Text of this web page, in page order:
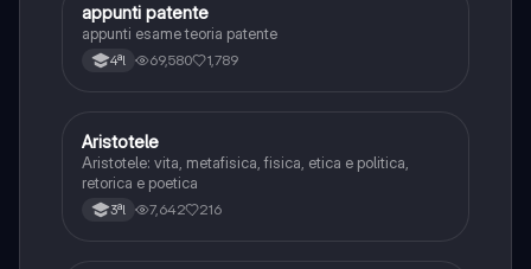
Altro
appunti patente
appunti esame teoria patente
4ªl 69,580 1,789
Filosofia
Aristotele
Aristotele: vita, metafisica, fisica, etica e politica,
retorica e poetica
3ªl 7,642 216